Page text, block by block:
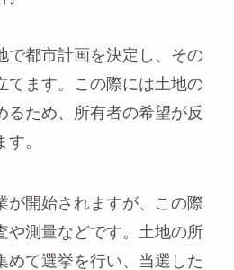
で都市計画を決定し、その
てます。この際には土地の
るため、所有者の希望が反
。
が開始されますが、この際
や測量などです。土地の所
めて選挙を行い、当選した